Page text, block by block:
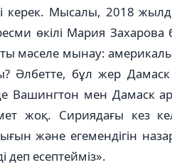
керек. Мысалы, 2018
өкілі Мария
мәселе мынау:
Әлбетте, бұл жер
Вашингтон мен Да­маск
жоқ. Сириядағы кез
және егемендігін
деп есептейміз».